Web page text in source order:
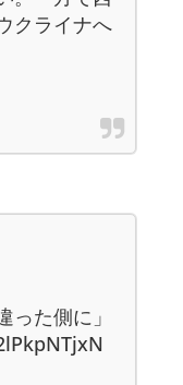
クライナへ
った側に」